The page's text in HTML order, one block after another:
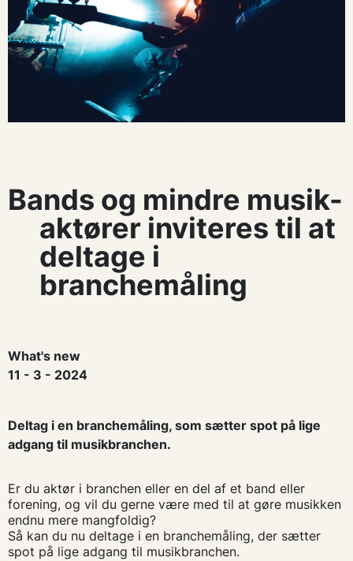
Bands og mindre musik-
aktører inviteres til at
deltage i
branchemåling
What's new
11 - 3 - 2024
Deltag i en branchemåling, som sætter spot på lige
adgang til musikbranchen.
Er du aktør i branchen eller en del af et band eller
forening, og vil du gerne være med til at gøre musikken
endnu mere mangfoldig?
Så kan du nu deltage i en branchemåling, der sætter
spot på lige adgang til musikbranchen.